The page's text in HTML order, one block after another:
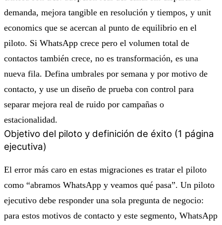
demanda, mejora tangible en resolución y tiempos, y unit
economics que se acercan al punto de equilibrio en el
piloto. Si WhatsApp crece pero el volumen total de
contactos también crece, no es transformación, es una
nueva fila. Defina umbrales por semana y por motivo de
contacto, y use un diseño de prueba con control para
separar mejora real de ruido por campañas o
estacionalidad.
Objetivo del piloto y definición de éxito (1 página
ejecutiva)
El error más caro en estas migraciones es tratar el piloto
como “abramos WhatsApp y veamos qué pasa”. Un piloto
ejecutivo debe responder una sola pregunta de negocio:
para estos motivos de contacto y este segmento, WhatsApp